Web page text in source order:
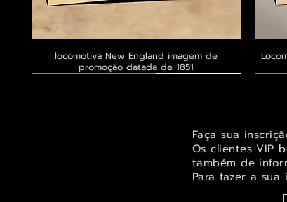
Visualização rápida
locomotiva New England imagem de
promoção datada de 1851
Faça sua
Os clientes VIP
também de
Para fazer a